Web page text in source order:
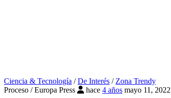
Ciencia & Tecnología /De Interés /Zona Trendy
Proceso / Europa Press
hace 4 años mayo 11, 2022